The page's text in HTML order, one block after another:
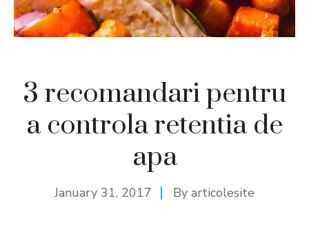
3 recomandari pentru
a controla retentia de
apa
January 31, 2017 By articolesite